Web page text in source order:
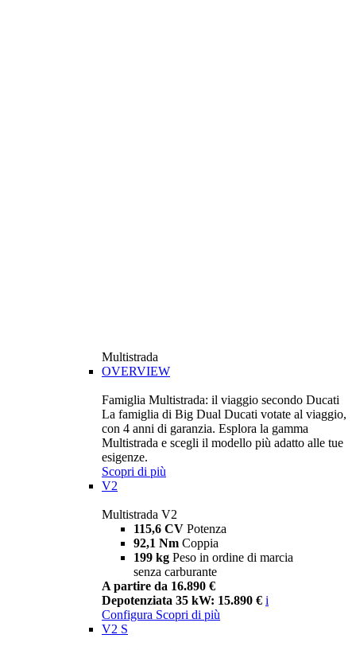
Multistrada
OVERVIEW
Famiglia Multistrada: il viaggio secondo Ducati
La famiglia di Big Dual Ducati votate al viaggio,
con 4 anni di garanzia. Esplora la gamma
Multistrada e scegli il modello più adatto alle tue
esigenze.
Scopri di più
V2
Multistrada V2
115,6 CV Potenza
92,1 Nm Coppia
199 kg Peso in ordine di marcia
senza carburante
A partire da 16.890 €
Depotenziata 35 kW: 15.890 € i
Configura Scopri di più
V2 S